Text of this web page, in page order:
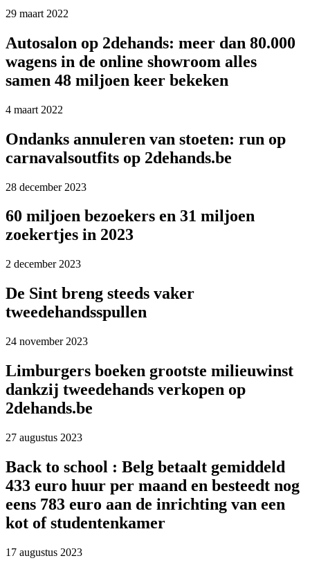
29 maart 2022
Autosalon op 2dehands: meer dan 80.000
wagens in de online showroom alles
samen 48 miljoen keer bekeken
4 maart 2022
Ondanks annuleren van stoeten: run op
carnavalsoutfits op 2dehands.be
28 december 2023
60 miljoen bezoekers en 31 miljoen
zoekertjes in 2023
2 december 2023
De Sint breng steeds vaker
tweedehandsspullen
24 november 2023
Limburgers boeken grootste milieuwinst
dankzij tweedehands verkopen op
2dehands.be
27 augustus 2023
Back to school : Belg betaalt gemiddeld
433 euro huur per maand en besteedt nog
eens 783 euro aan de inrichting van een
kot of studentenkamer
17 augustus 2023